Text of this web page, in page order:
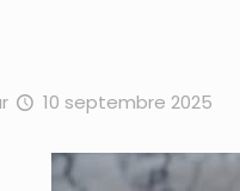
10 septembre 2025